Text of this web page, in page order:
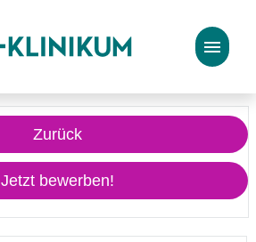
Zurück
Jetzt bewerben!